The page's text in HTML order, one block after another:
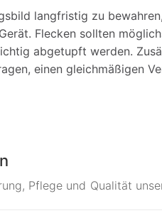
langfristig zu
Flecken sollten
abgetupft werden.
einen gleichmäßigen
Pflege und Qualität